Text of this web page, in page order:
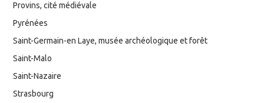
Provins, cité médiévale
Pyrénées
Saint-Germain-en Laye, musée archéologique et forêt
Saint-Malo
Saint-Nazaire
Strasbourg